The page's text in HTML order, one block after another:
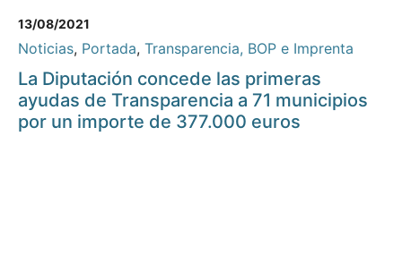
13/08/2021
Noticias, Portada, Transparencia, BOP e Imprenta
La Diputación concede las primeras
ayudas de Transparencia a 71 municipios
por un importe de 377.000 euros